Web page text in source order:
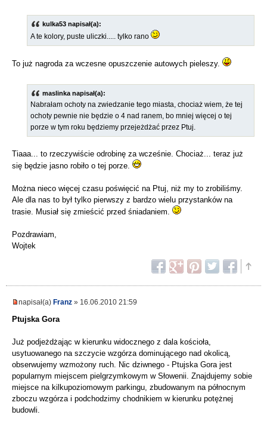
kulka53 napisał(a):
A te kolory, puste uliczki..... tylko rano
To już nagroda za wczesne opuszczenie autowych pieleszy.
maslinka napisał(a):
Nabrałam ochoty na zwiedzanie tego miasta, chociaż wiem, że tej
ochoty pewnie nie będzie o 4 nad ranem, bo mniej więcej o tej
porze w tym roku będziemy przejeżdżać przez Ptuj.
Tiaaa... to rzeczywiście odrobinę za wcześnie. Chociaż... teraz już
się będzie jasno robiło o tej porze.
Można nieco więcej czasu poświęcić na Ptuj, niż my to zrobiliśmy.
Ale dla nas to był tylko pierwszy z bardzo wielu przystanków na
trasie. Musiał się zmieścić przed śniadaniem.
Pozdrawiam,
Wojtek
napisał(a) Franz » 16.06.2010 21:59
Ptujska Gora
Już podjeżdżając w kierunku widocznego z dala kościoła,
usytuowanego na szczycie wzgórza dominującego nad okolicą,
obserwujemy wzmożony ruch. Nic dziwnego - Ptujska Gora jest
popularnym miejscem pielgrzymkowym w Słowenii. Znajdujemy sobie
miejsce na kilkupoziomowym parkingu, zbudowanym na północnym
zboczu wzgórza i podchodzimy chodnikiem w kierunku potężnej
budowli.